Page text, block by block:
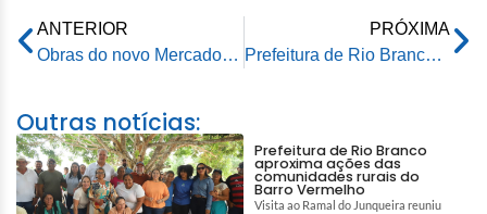
ANTERIOR
Obras do novo Mercado Elias Mansour avançam e destacam atuação da Prefeitura no desenvolvimento de Rio Branco
PRÓXIMA
Prefeitura de Rio Branco prepara grande festa com jogo da Seleção Brasileira e abertura do 18º Circuito Junino
Outras notícias:
Prefeitura de Rio Branco
aproxima ações das
comunidades rurais do
Barro Vermelho
Visita ao Ramal do Junqueira reuniu